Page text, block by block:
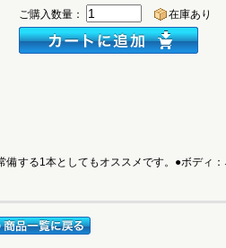
ご購入数量： 在庫あり
する1本としてもオススメです。●ボディ